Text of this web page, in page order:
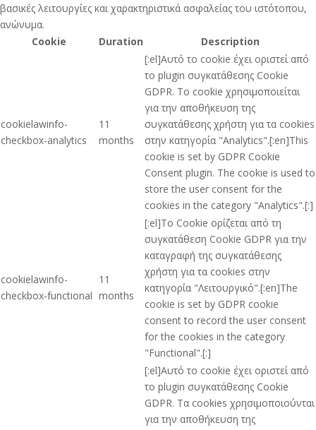
βασικές λειτουργίες και χαρακτηριστικά ασφαλείας του ιστότοπου,
ανώνυμα.
Cookie
Duration Description
cookielawinfo-
checkbox-analytics
11
months
[:el]Αυτό το cookie έχει οριστεί από
το plugin συγκατάθεσης Cookie
GDPR. Το cookie χρησιμοποιείται
για την αποθήκευση της
συγκατάθεσης χρήστη για τα cookies
στην κατηγορία "Analytics".[:en]This
cookie is set by GDPR Cookie
Consent plugin. The cookie is used to
store the user consent for the
cookies in the category "Analytics".[:]
cookielawinfo-
checkbox-functional
11
months
[:el]Το Cookie ορίζεται από τη
συγκατάθεση Cookie GDPR για την
καταγραφή της συγκατάθεσης
χρήστη για τα cookies στην
κατηγορία "Λειτουργικό".[:en]The
cookie is set by GDPR cookie
consent to record the user consent
for the cookies in the category
"Functional".[:]
[:el]Αυτό το cookie έχει οριστεί από
το plugin συγκατάθεσης Cookie
GDPR. Τα cookies χρησιμοποιούνται
για την αποθήκευση της